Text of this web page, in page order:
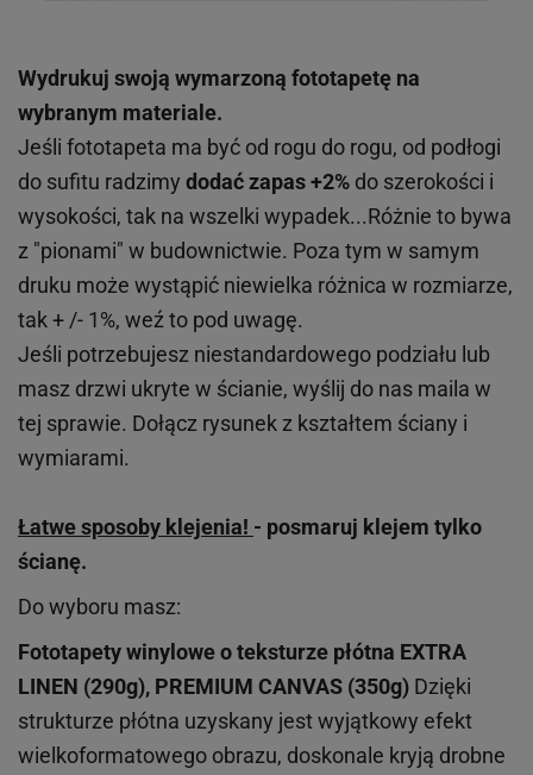
Wydrukuj swoją wymarzoną fototapetę na
wybranym materiale.
Jeśli fototapeta ma być od rogu do rogu, od podłogi
do sufitu radzimy dodać zapas +2% do szerokości i
wysokości, tak na wszelki wypadek...Różnie to bywa
z "pionami" w budownictwie. Poza tym w samym
druku może wystąpić niewielka różnica w rozmiarze,
tak + /- 1%, weź to pod uwagę.
Jeśli potrzebujesz niestandardowego podziału lub
masz drzwi ukryte w ścianie, wyślij do nas maila w
tej sprawie. Dołącz rysunek z kształtem ściany i
wymiarami.
Łatwe sposoby klejenia! - posmaruj klejem tylko
ścianę.
Do wyboru masz:
Fototapety winylowe oteksturze płótna EXTRA
LINEN (290g), PREMIUM CANVAS (350g) Dzięki
strukturze płótna uzyskany jest wyjątkowy efekt
wielkoformatowego obrazu, doskonale kryją drobne